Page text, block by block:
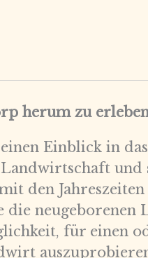
herum zu
Einblick in
und
den Jahreszeiten
die neugeborenen
für einen